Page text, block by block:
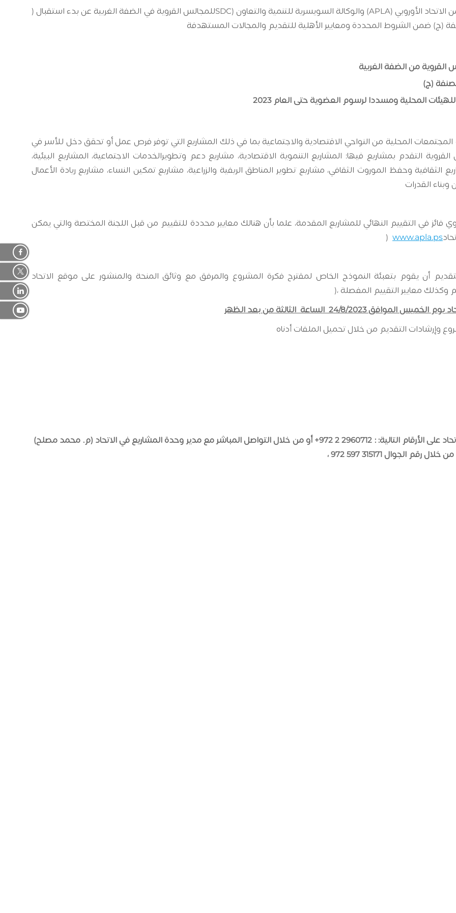
APLA) والوكالة السويسرية للتنمية والتعاون ( SDC ) للمجالس القروية في الضفة الغربية عن بدء استقبال
من الضفة الغربية
(ج)
المحلية ومسددا لرسوم العضوية حتى العام 2023
المحلية من النواحي الاقتصادية والاجتماعية بما في ذلك المشاريع التي توفر فرص عمل أو تحقق دخل للأسر في
التقدم بمشاريع فيها: المشاريع التنموية الاقتصادية، مشاريع دعم وتطويرالخدمات الاجتماعية، المشاريع البيئية،
الثقافية وحفظ الموروث الثقافي، مشاريع تطوير المناطق الريفية والزراعية، مشاريع تمكين النساء، مشاريع ريادة الأعمال
مجلس قروي فائز في التقييم النهائي للمشاريع المقدمة، علما بأن هنالك معايير محددة للتقييم من قبل اللجنة المختصة والتي يمكن
www.apla.ps
)
أن يقوم بتعبئة النموذج الخاص لمقترح فكرة المشروع والمرفق مع وثائق المنحة والمنشور على موقع الاتحاد